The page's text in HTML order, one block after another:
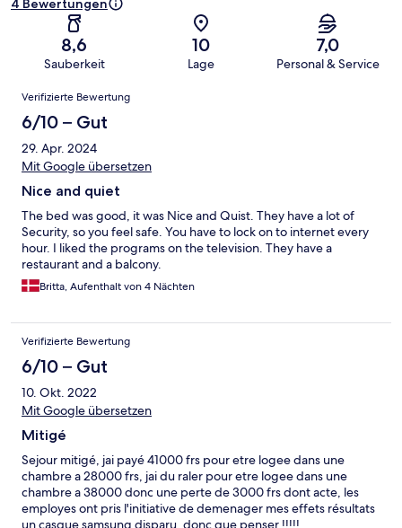
4 Bewertungen
8,6
Sauberkeit
10
Lage
7,0
Personal & Service
Bewertungen
Verifizierte Bewertung
6/10 – Gut
29. Apr. 2024
Mit Google übersetzen
Nice and quiet
The bed was good, it was Nice and Quist. They have a lot of
Security, so you feel safe. You have to lock on to internet every
hour. I liked the programs on the television. They have a
restaurant and a balcony.
Britta, Aufenthalt von 4 Nächten
Verifizierte Bewertung
6/10 – Gut
10. Okt. 2022
Mit Google übersetzen
Mitigé
Sejour mitigé, jai payé 41000 frs pour etre logee dans une
chambre a 28000 frs, jai du raler pour etre logee dans une
chambre a 38000 donc une perte de 3000 frs dont acte, les
employes ont pris l'initiative de demenager mes effets résultats
un casque samsung disparu, donc que penser !!!!!